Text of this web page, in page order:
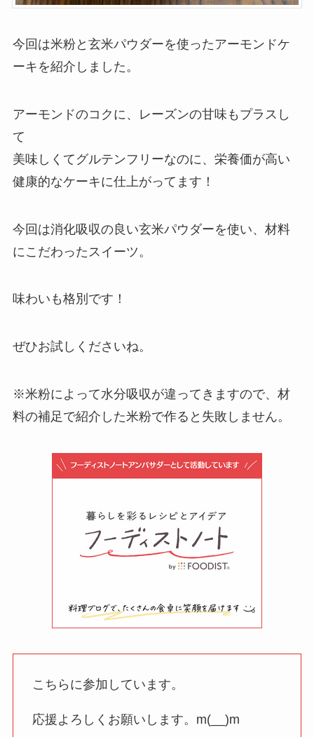
今回は米粉と玄米パウダーを使ったアーモンドケ
ーキを紹介しました。
アーモンドのコクに、レーズンの甘味もプラスし
て
美味しくてグルテンフリーなのに、栄養価が高い
健康的なケーキに仕上がってます！
今回は消化吸収の良い玄米パウダーを使い、材料
にこだわったスイーツ。
味わいも格別です！
ぜひお試しくださいね。
※米粉によって水分吸収が違ってきますので、材
料の補足で紹介した米粉で作ると失敗しません。
こちらに参加しています。
応援よろしくお願いします。m(__)m